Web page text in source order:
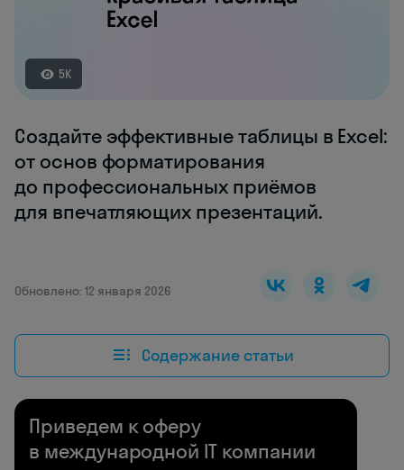
5K
Создайте эффективные таблицы в Excel:
от основ форматирования
до профессиональных приёмов
для впечатляющих презентаций.
Обновлено: 12 января 2026
Содержание статьи
Приведем к оферу
в международной IT компании